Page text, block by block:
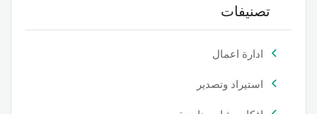
تصنيفات
ادارة اعمال
استيراد وتصدير